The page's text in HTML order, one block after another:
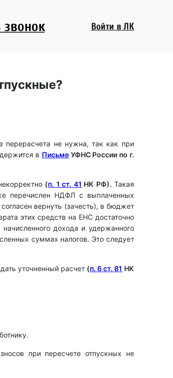
звонок Войти в ЛК
перерасчета не нужна, так как при
в Письме УФНС России по г.
(п. 1 ст. 41 НК РФ). Такая
перечислен НДФЛ с выплаченных
вернуть (зачесть), в бюджет
этих средств на ЕНС достаточно
дохода и удержанного
суммах налогов. Это следует
уточненный расчет (п. 6 ст. 81 НК
при пересчете отпускных не